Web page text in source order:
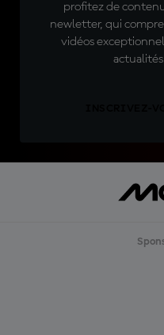
profitez de
newletter, qui
vidéos